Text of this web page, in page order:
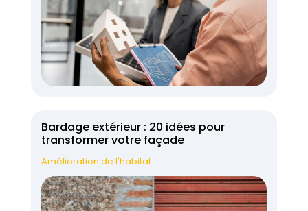
Bardage extérieur : 20 idées pour
transformer votre façade
Amélioration de l'habitat